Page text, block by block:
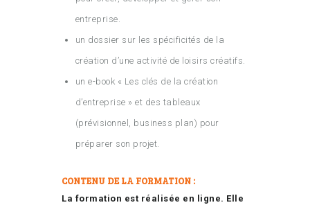
entreprise.
un dossier sur les spécificités de la
création d’une activité de loisirs créatifs.
un e-book « Les clés de la création
d’entreprise » et des tableaux
(prévisionnel, business plan) pour
préparer son projet.
CONTENU DE LA FORMATION :
La formation est réalisée en ligne. Elle